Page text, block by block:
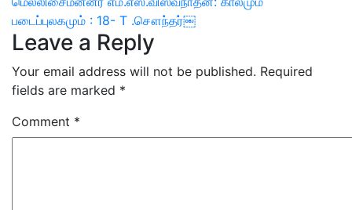
navigation
படைப்புலகமும் : 18- T .சௌந்தர்￼
Leave a Reply
Your email address will not be published. Required
fields are marked *
Comment *